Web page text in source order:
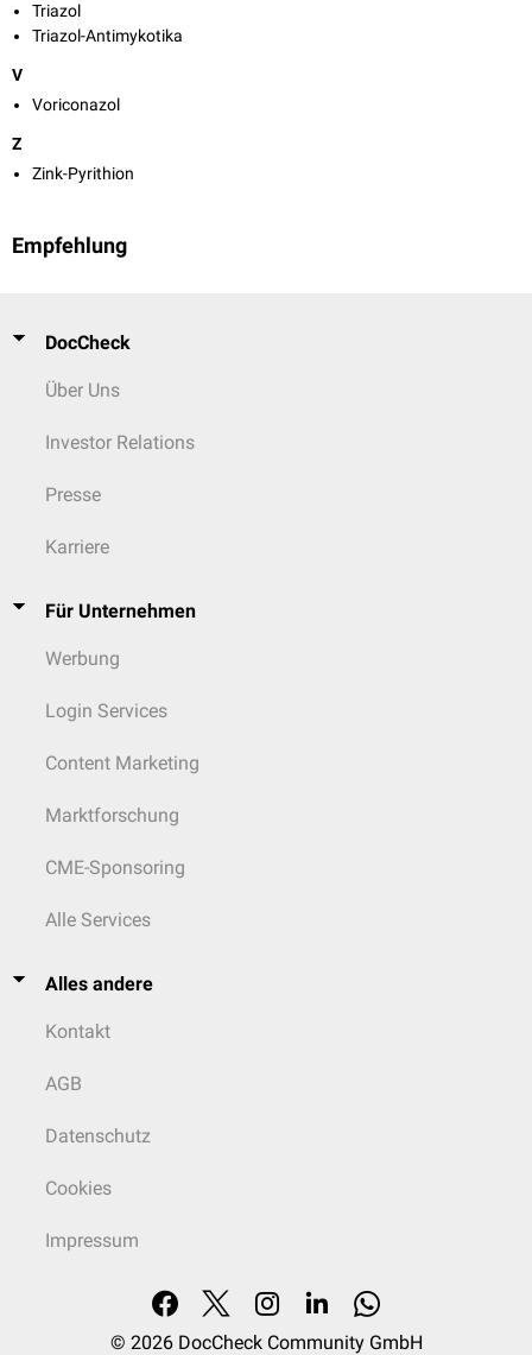
Triazol
Triazol-Antimykotika
V
Voriconazol
Z
Zink-Pyrithion
Empfehlung
DocCheck
Über Uns
Investor Relations
Presse
Karriere
Für Unternehmen
Werbung
Login Services
Content Marketing
Marktforschung
CME-Sponsoring
Alle Services
Alles andere
Kontakt
AGB
Datenschutz
Cookies
Impressum
© 2026 DocCheck Community GmbH